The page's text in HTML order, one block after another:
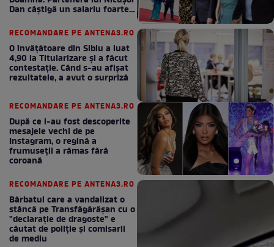
Dan câștigă un salariu foarte
RECOMANDARE PE ANTENA3.RO
O învățătoare din Sibiu a luat
4,90 la Titularizare și a făcut
contestație. Când s-au afișat
rezultatele, a avut o surpriză
RECOMANDARE PE ANTENA3.RO
După ce i-au fost descoperite
mesajele vechi de pe
Instagram, o regină a
frumuseții a rămas fără
coroană
RECOMANDARE PE ANTENA3.RO
Bărbatul care a vandalizat o
stâncă pe Transfăgărășan cu o
"declaraţie de dragoste" e
căutat de poliție și comisarii
de mediu